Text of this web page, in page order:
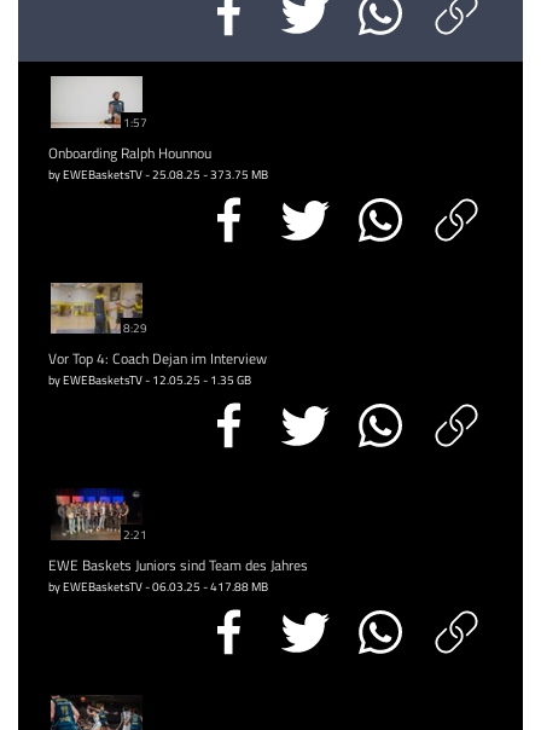
1:57
Onboarding Ralph Hounnou
by EWEBasketsTV - 25.08.25 - 373.75 MB
8:29
Vor Top 4: Coach Dejan im Interview
by EWEBasketsTV - 12.05.25 - 1.35 GB
2:21
EWE Baskets Juniors sind Team des Jahres
by EWEBasketsTV - 06.03.25 - 417.88 MB